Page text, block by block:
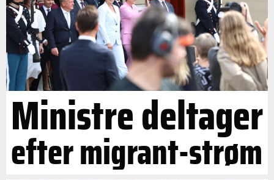
Ministre deltager
efter migrant-strøm